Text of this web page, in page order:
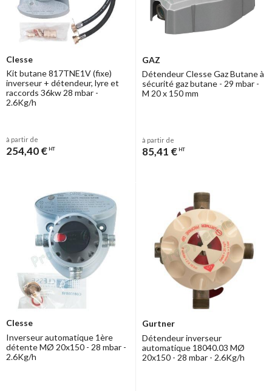
Clesse
Kit butane 817TNE1V (fixe)
inverseur + détendeur, lyre et
raccords 36kw 28 mbar -
2.6Kg/h
à partir de
254,40 € HT
GAZ
Détendeur Clesse Gaz Butane à
sécurité gaz butane - 29 mbar -
M 20 x 150 mm
à partir de
85,41 € HT
Clesse
Inverseur automatique 1ère
détente MØ 20x150 - 28 mbar -
2.6Kg/h
Gurtner
Détendeur inverseur
automatique 18040.03 MØ
20x150 - 28 mbar - 2.6Kg/h